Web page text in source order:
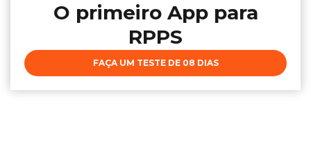
O primeiro App para
RPPS
FAÇA UM TESTE DE 08 DIAS